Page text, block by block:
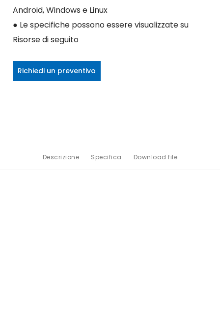
Android, Windows e Linux
● Le specifiche possono essere visualizzate su
Risorse di seguito
Richiedi un preventivo
Descrizione Specifica Download file